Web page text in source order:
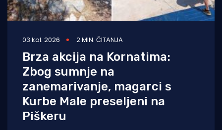
03 kol. 2026 2 MIN. ČITANJA
Brza akcija na Kornatima:
Zbog sumnje na
zanemarivanje, magarci s
Kurbe Male preseljeni na
Piškeru